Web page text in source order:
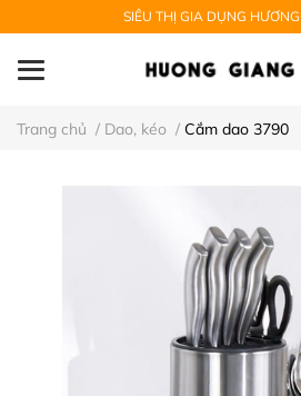
SIÊU THỊ GIA DỤNG
Trang chủ / Dao, kéo / Cắm dao 3790